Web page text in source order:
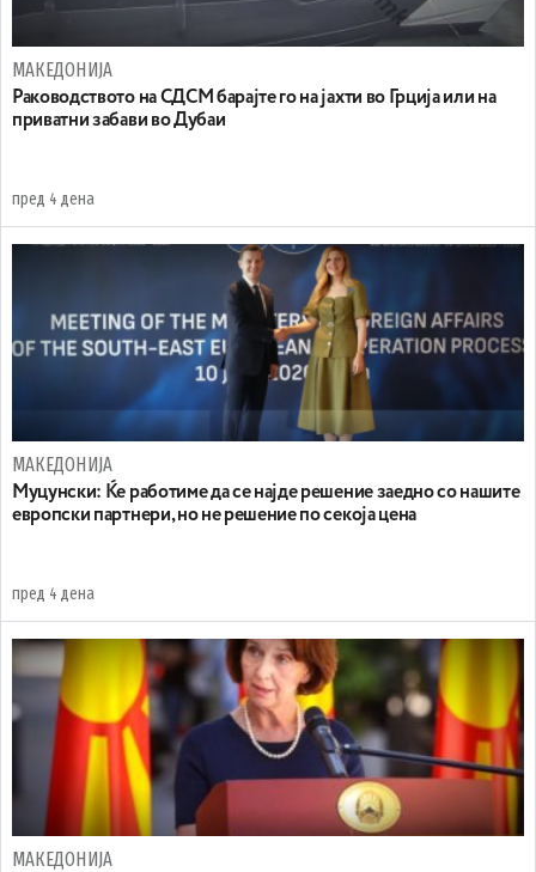
МАКЕДОНИЈА
Раководството на СДСМ барајте го на јахти во Грција или на
приватни забави во Дубаи
пред 4 дена
МАКЕДОНИЈА
Муцунски: Ќе работиме да се најде решение заедно со нашите
европски партнери, но не решение по секоја цена
пред 4 дена
МАКЕДОНИЈА